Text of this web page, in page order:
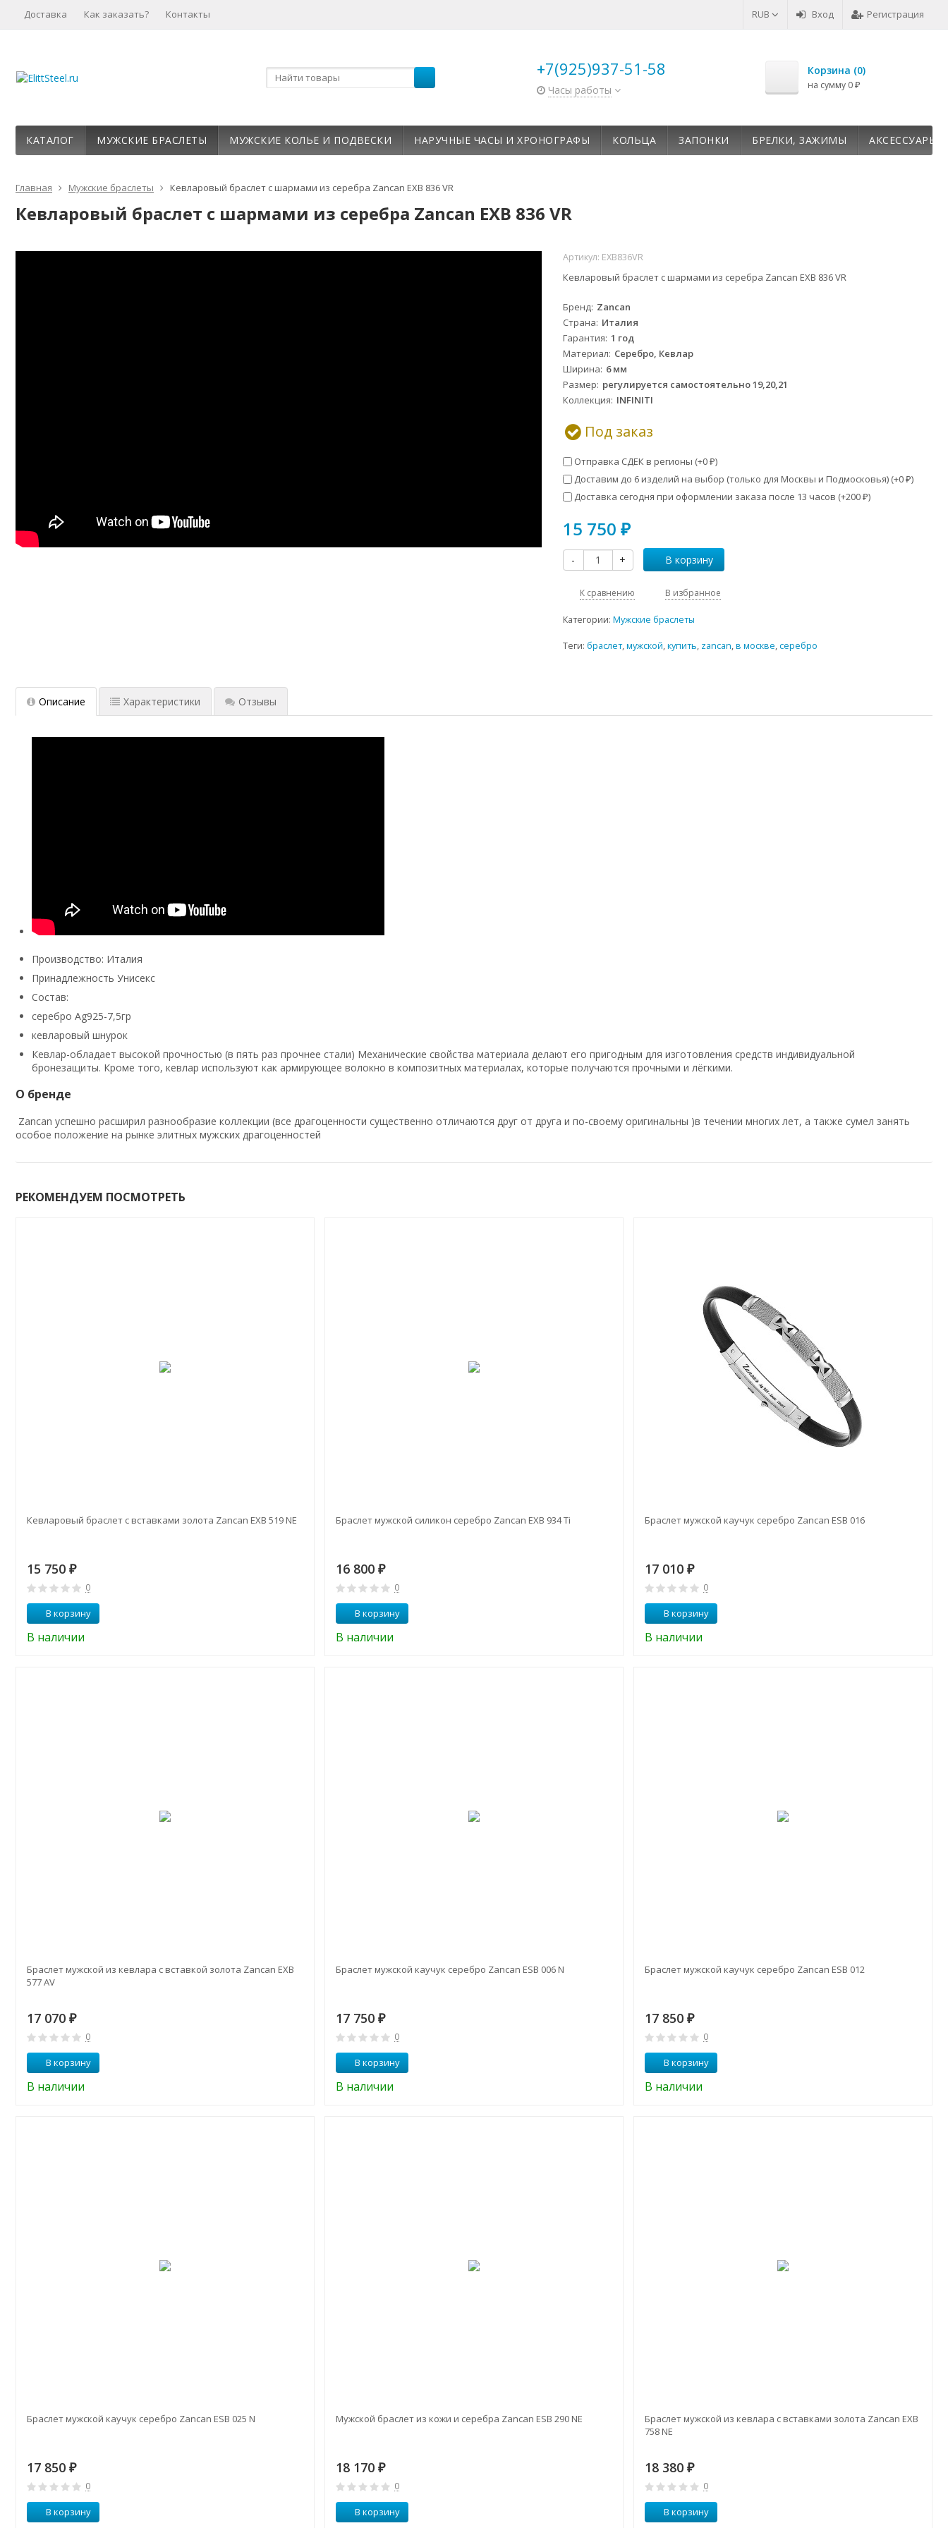
RUB Вход Регистрация
Доставка Как заказать? Контакты
+7(925)937-51-58
Часы работы
Корзина (0)
на сумму 0 ₽
КАТАЛОГ МУЖСКИЕ БРАСЛЕТЫ МУЖСКИЕ КОЛЬЕ И ПОДВЕСКИ НАРУЧНЫЕ ЧАСЫ И ХРОНОГРАФЫ КОЛЬЦА ЗАПОНКИ БРЕЛКИ, ЗАЖИМЫ АКСЕССУАРЫ
Главная Мужские браслеты Кевларовый браслет с шармами из серебра Zancan EXB 836 VR
Кевларовый браслет с шармами из серебра Zancan EXB 836 VR
Артикул: EXB836VR
Кевларовый браслет с шармами из серебра Zancan EXB 836 VR
Бренд Zancan
Страна Италия
Гарантия 1 год
Материал Серебро, Кевлар
Ширина 6 мм
Размер регулируется самостоятельно 19,20,21
Коллекция INFINITI
Под заказ
Отправка СДЕК в регионы (+0 ₽)
Доставим до 6 изделий на выбор (только для Москвы и Подмосковья) (+0 ₽)
Доставка сегодня при оформлении заказа после 13 часов (+200 ₽)
15 750 ₽
- + В корзину
К сравнению В избранное
Категории: Мужские браслеты
Теги: браслет,мужской,купить, zancan,в москве,серебро
Описание Характеристики Отзывы
Производство: Италия
Принадлежность Унисекс
Состав:
серебро Ag925-7,5гр
кевларовый шнурок
Кевлар-обладает высокой прочностью (в пять раз прочнее стали) Механические свойства материала делают его пригодным для изготовления средств индивидуальной
бронезащиты. Кроме того, кевлар используют как армирующее волокно в композитных материалах, которые получаются прочными и лёгкими.
О бренде
Zancan успешно расширил разнообразие коллекции (все драгоценности существенно отличаются друг от друга и по-своему оригинальны )в течении многих лет, а также сумел занять
особое положение на рынке элитных мужских драгоценностей
РЕКОМЕНДУЕМ ПОСМОТРЕТЬ
Кевларовый браслет с вставками золота Zancan EXB 519 NE
15 750 ₽
0
В корзину
В наличии
Браслет мужской силикон серебро Zancan EXB 934 Ti
16 800 ₽
0
В корзину
В наличии
Браслет мужской каучук серебро Zancan ESB 016
17 010 ₽
0
В корзину
В наличии
Браслет мужской из кевлара с вставкой золота Zancan EXB
577 AV
17 070 ₽
0
В корзину
В наличии
Браслет мужской каучук серебро Zancan ESB 006 N
17 750 ₽
0
В корзину
В наличии
Браслет мужской каучук серебро Zancan ESB 012
17 850 ₽
0
В корзину
В наличии
Браслет мужской каучук серебро Zancan ESB 025 N
17 850 ₽
0
В корзину
Мужской браслет из кожи и серебра Zancan ESB 290 NE
18 170 ₽
0
В корзину
Браслет мужской из кевлара с вставками золота Zancan EXB
758 NE
18 380 ₽
0
В корзину